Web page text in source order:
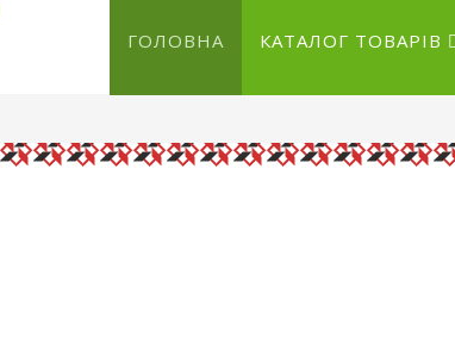
ГОЛОВНА КАТАЛОГ ТОВАРІВ